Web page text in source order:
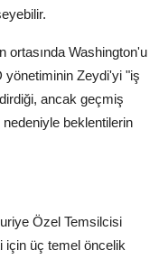
ortasında Washington'u
yönetiminin Zeydi'yi "iş
ancak geçmiş
beklentilerin
Özel Temsilcisi
için üç temel öncelik